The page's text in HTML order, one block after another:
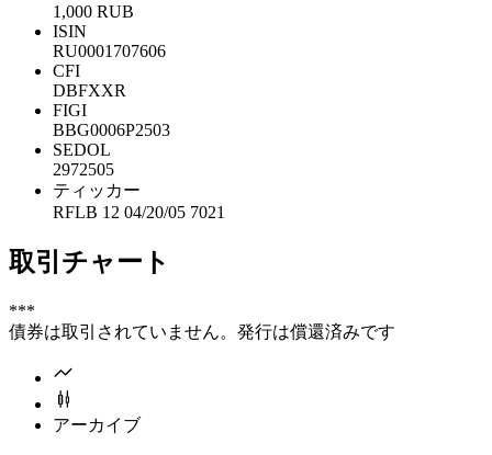
1,000 RUB
ISIN
RU0001707606
CFI
DBFXXR
FIGI
BBG0006P2503
SEDOL
2972505
ティッカー
RFLB 12 04/20/05 7021
取引チャート
***
債券は取引されていません。発行は償還済みです
アーカイブ